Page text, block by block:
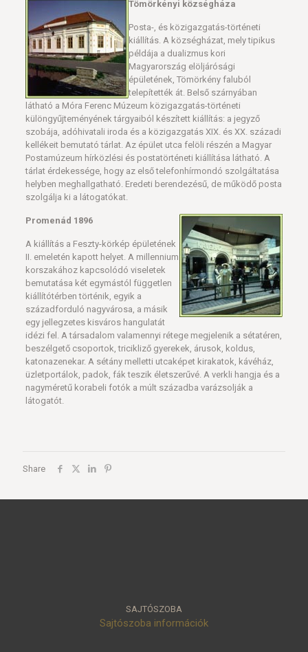
Tömörkényi községháza
Posta-, és közigazgatás-történeti
kiállítás. A községházat, mely tipikus
példája a dualizmus kori
Magyarország elöljárósági
épületének, Tömörkény faluból
telepítették át. Belső szárnyában
látható a Móra Ferenc Múzeum közigazgatás-történeti
különgyűjteményének tárgyaiból készített kiállítás: a jegyző
szobája, adóhivatali iroda és a közigazgatás XIX. és XX. századi
kellékeit bemutató tárlat. Az épület utca felöli részén a Magyar
Postamúzeum hírközlési és postatörténeti kiállítása látható. A
tárlat érdekessége, hogy az első telefonhírmondó szolgáltatása
helyben meghallgatható. Eredeti berendezésű, de működő posta
szolgálja ki a látogatókat.
Promenád 1896
A kiállítás a Feszty-körkép épületének
II. emeletén kapott helyet. A millennium
korszakához kapcsolódó viseletek
bemutatása két egymástól független
kiállítótérben történik, egyik a
századforduló nagyvárosa, a másik
egy jellegzetes kisváros hangulatát
idézi fel. A társadalom valamennyi rétege megjelenik a sétatéren,
beszélgető csoportok, tricikliző gyerekek, árusok, koldus,
katonazenekar. A sétány melletti utcaképet kirakatok, kávéház,
üzletportálok, padok, fák teszik életszerűvé. A verkli hangja és a
nagyméretű korabeli fotók a múlt századba varázsolják a
látogatót.
Share
SAJTÓSZOBA
Sajtószoba információk